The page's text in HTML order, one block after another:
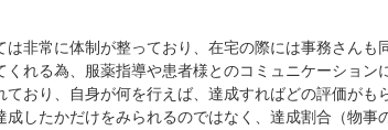
は非常に体制が整っており、在宅の際には事務さんも
くれる為、服薬指導や患者様とのコミュニケーション
ており、自身が何を行えば、達成すればどの評価がも
成したかだけをみられるのではなく、達成割合（物事